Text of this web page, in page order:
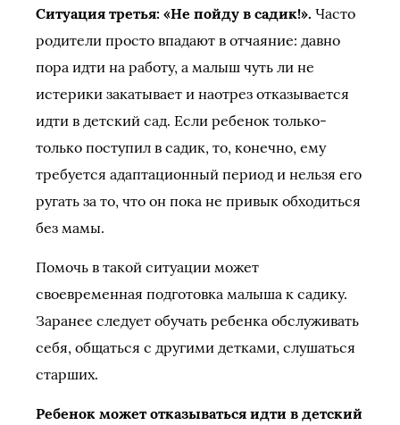
Ситуация третья: «Не пойду в садик!». Часто
родители просто впадают в отчаяние: давно
пора идти на работу, а малыш чуть ли не
истерики закатывает и наотрез отказывается
идти в детский сад. Если ребенок только-
только поступил в садик, то, конечно, ему
требуется адаптационный период и нельзя его
ругать за то, что он пока не привык обходиться
без мамы.
Помочь в такой ситуации может
своевременная подготовка малыша к садику.
Заранее следует обучать ребенка обслуживать
себя, общаться с другими детками, слушаться
старших.
Ребенок может отказываться идти в детский